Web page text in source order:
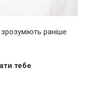
раніше
тебе